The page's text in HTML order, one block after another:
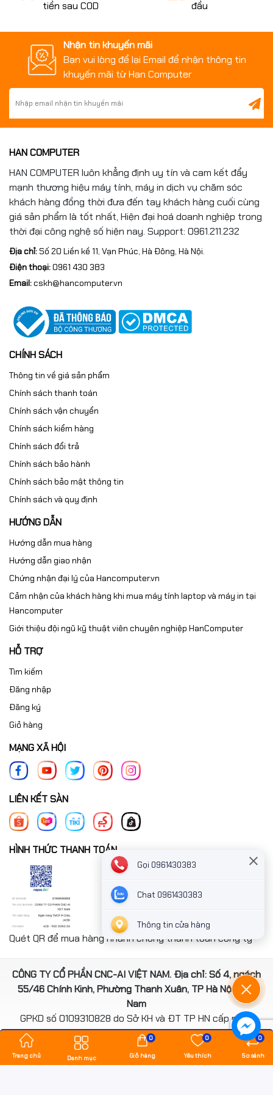
Kết nối
In di động
Canon PRINT Business,
Apple AirPrint, Mopria
Mực in sử dụng
Hộp mực Canon 325
(khoảng 1,600 trang)
Hệ điều hành tương
thích
Kích thước (R x S
x C)
364 x 249 x 199 mm
Khoảng 5.0 kg (chưa bao
tiền sau COD
đầu
Nhận tin khuyến mãi
Bạn vui lòng để lại Email để nhận thông tin
khuyến mãi từ Han Computer
HAN COMPUTER
HAN COMPUTER luôn khẳng định uy tín và cam kết đẩy
mạnh thương hiệu máy tính, máy in dịch vụ chăm sóc
khách hàng đồng thời đưa đến tay khách hàng cuối cùng
giá sản phẩm là tốt nhất, Hiện đại hoá doanh nghiệp trong
thời đại công nghệ số hiện nay. Support: 0961.211.232
Địa chỉ:Số 20 Liền kề 11, Vạn Phúc, Hà Đông, Hà Nội.
Điện thoại:0961 430 383
Email:cskh@hancomputer.vn
CHÍNH SÁCH
Thông tin về giá sản phẩm
Chính sách thanh toán
Chính sách vận chuyển
Chính sách kiểm hàng
Chính sách đổi trả
Chính sách bảo hành
Chính sách bảo mật thông tin
Chính sách và quy định
HƯỚNG DẪN
Hướng dẫn mua hàng
Hướng dẫn giao nhận
Chứng nhận đại lý của Hancomputer.vn
Cảm nhận của khách hàng khi mua máy tính laptop và máy in tại
Hancomputer
Giới thiệu đội ngũ kỹ thuật viên chuyên nghiệp HanComputer
HỖ TRỢ
Tìm kiếm
Đăng nhập
Đăng ký
Giỏ hàng
MẠNG XÃ HỘI
LIÊN KẾT SÀN
HÌNH THỨC THANH TOÁN
Quét QR để mua hàng nhanh chóng thanh toán công ty
CÔNG TY CỔ PHẦN CNC-AI VIỆT NAM. Địa chỉ: Số 4, ngách
55/46 Chính Kinh, Phường Thanh Xuân, TP Hà Nội, Việt
Nam
GPKD số 0109310828 do Sở KH và ĐT TP HN cấp ngày
14/08/2020
*** Website đã đươc cấp phép của Bộ Công Thương
Trang chủ Danh mục Giỏ hàng
0
Yêu thích
0
So sánh
0
Gọi 0961430383
Chat 0961430383
Thông tin cửa hàng